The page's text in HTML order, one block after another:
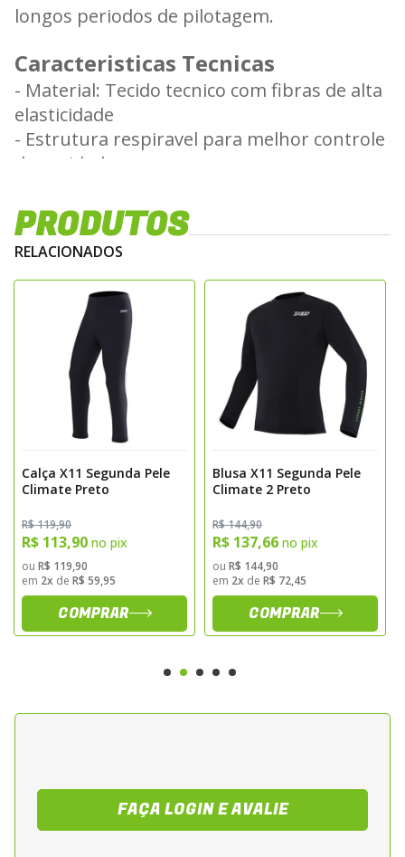
longos periodos de pilotagem.
Caracteristicas Tecnicas
- Material: Tecido tecnico com fibras de alta
elasticidade
- Estrutura respiravel para melhor controle
de umidade
eficiente da temperatura
- Modelagem ergonomica para maior
mobilidade
- Costuras reforcadas para durabilidade e
resistencia
Beneficios
- Mantem a temperatura corporal
equilibrada em climas frios ou quentes
- Aumenta o conforto sob calcas de
- Reduz o atrito com o equipamento
- Facilita a mobilidade graças ao tecido
elastico e leve
Sugestoes de Aplicacao
Indicada para motociclistas que necessitam
rodoviario ou viagens longas. Ideal para
PRODUTOS
RELACIONADOS
Calça X11 Segunda Pele
Climate Preto
R$ 119,90
R$ 113,90 no pix
ou R$ 119,90
em 2x de R$ 59,95
COMPRAR
Blusa X11 Segunda Pele
Climate 2 Preto
R$ 144,90
R$ 137,66 no pix
ou R$ 144,90
em 2x de R$ 72,45
COMPRAR
FAÇA LOGIN E AVALIE